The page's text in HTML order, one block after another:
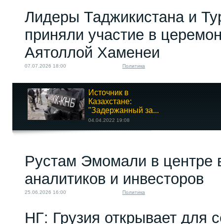
Лидеры Таджикистана и
приняли участие в
Аятоллой Хаменеи
07.07.2026 18:00 Политика
Источник в
Казахстане:
"Задержанный за...
04.04.2022 19:08
Кыргызстан: история
русофобской...
27.11.2024 08:00
Рустам Эмомали в центре
аналитиков и инвесторов
25.06.2026 16:00 Политика
НГ: Грузия открывает для